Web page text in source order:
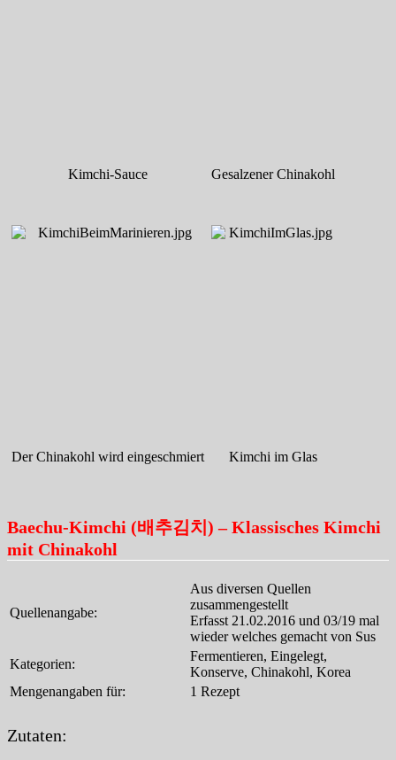
Kimchi-Sauce Gesalzener Chinakohl
Der Chinakohl wird eingeschmiert Kimchi im Glas
Baechu-Kimchi (배추김치) – Klassisches Kimchi
mit Chinakohl
Quellenangabe:
Aus diversen Quellen
zusammengestellt
Erfasst 21.02.2016 und 03/19 mal
wieder welches gemacht von Sus
Kategorien:
Fermentieren, Eingelegt,
Konserve, Chinakohl, Korea
Mengenangaben für:
1 Rezept
Zutaten: